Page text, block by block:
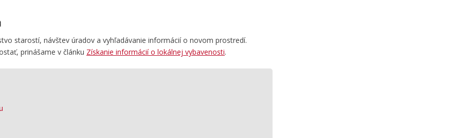
starostí, návštev úradov a vyhľadávanie informácií o novom prostredí.
prinášame v článku Získanie informácií o lokálnej vybavenosti.